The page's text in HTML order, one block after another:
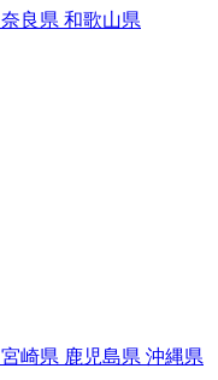
奈良県 和歌山県
宮崎県 鹿児島県 沖縄県